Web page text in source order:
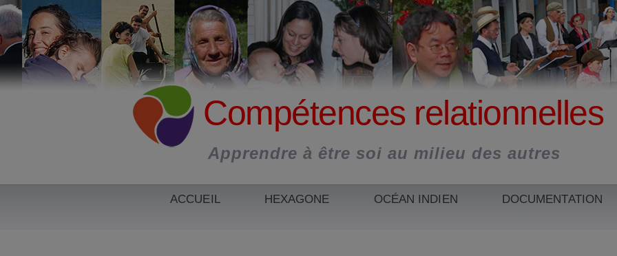
Aller
au
contenu
Compétences relationnelles
Apprendre à être soi au milieu des autres
ACCUEIL HEXAGONE OCÉAN INDIEN DOCUMENTATION